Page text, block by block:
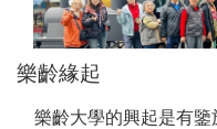
樂齡緣起
樂齡大學的興起是有鑒